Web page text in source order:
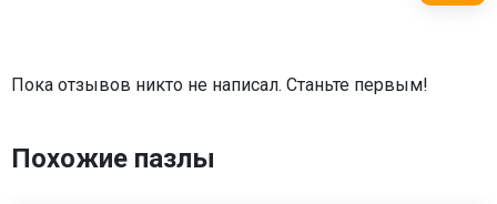
Пока отзывов никто не написал. Станьте первым!
Похожие пазлы